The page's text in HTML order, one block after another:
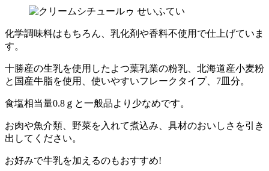
化学調味料はもちろん、乳化剤や香料不使用で仕上げていま
す。
十勝産の生乳を使用したよつ葉乳業の粉乳、北海道産小麦粉
と国産牛脂を使用、使いやすいフレークタイプ、7皿分。
食塩相当量0.8ｇと一般品より少なめです。
お肉や魚介類、野菜を入れて煮込み、具材のおいしさを引き
出してください。
お好みで牛乳を加えるのもおすすめ!